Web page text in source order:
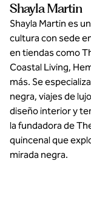
Shayla Martin
Shayla Martin es
cultura con sede
en tiendas como
Coastal Living,
más. Se
negra, viajes de
diseño interior y
la fundadora de
quincenal que
mirada negra.